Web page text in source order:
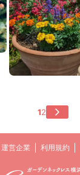
12
運営企業 利用規約